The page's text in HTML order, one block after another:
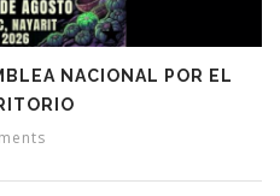
NACIONAL POR EL